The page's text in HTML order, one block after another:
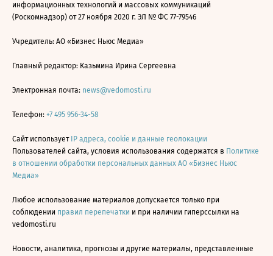
информационных технологий и массовых коммуникаций
(Роскомнадзор) от 27 ноября 2020 г. ЭЛ № ФС 77-79546
Учредитель: АО «Бизнес Ньюс Медиа»
Главный редактор: Казьмина Ирина Сергеевна
Электронная почта: news@vedomosti.ru
Телефон: +7 495 956-34-58
Сайт использует IP адреса, cookie и данные геолокации
Пользователей сайта, условия использования содержатся в Политике
в отношении обработки персональных данных АО «Бизнес Ньюс
Медиа»
Любое использование материалов допускается только при
соблюдении правил перепечатки и при наличии гиперссылки на
vedomosti.ru
Новости, аналитика, прогнозы и другие материалы, представленные